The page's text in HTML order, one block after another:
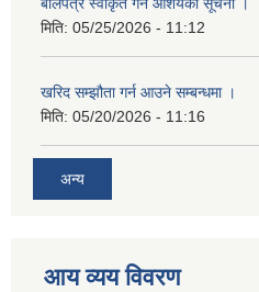
बोलपत्र स्वीकृत गर्ने आशयको सूचना ।
मिति: 05/25/2026 - 11:12
खरिद सम्झौता गर्न आउने सम्बन्धमा ।
मिति: 05/20/2026 - 11:16
अन्य
आय व्यय विवरण